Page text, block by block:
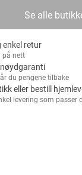
Se alle
enkel retur
på nett
du pengene tilbake
eller bestill
levering som passer